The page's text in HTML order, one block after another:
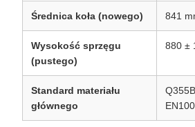
Średnica koła (nowego) 841
Wysokość sprzęgu
(pustego)
880 ±
Standard materiału
głównego